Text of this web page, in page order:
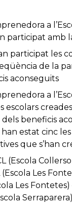
a
participat amb
participat les
de la
aconseguits
a
escolars
beneficis
estat cinc
que s’han
(Escola
(Escola Les
Les Fontetes)